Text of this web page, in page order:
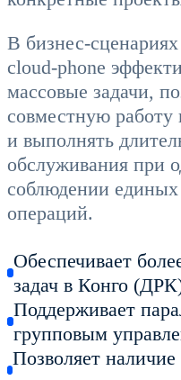
В бизнес-
cloud-phone
массовые задачи,
совместную работу
и выполнять
обслуживания при
соблюдении
операций.
Обеспечивает
задач в Конго
Поддерживает
групповым
Позволяет